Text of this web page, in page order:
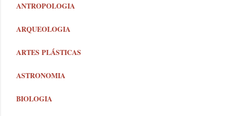
ANTROPOLOGIA
ARQUEOLOGIA
ARTES PLÁSTICAS
ASTRONOMIA
BIOLOGIA